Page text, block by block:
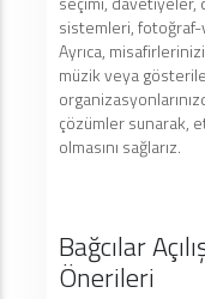
sistemleri, fotoğraf-
Ayrıca,
müzik veya
çözümler sunarak,
olmasını sağlarız.
Bağcılar
Önerileri